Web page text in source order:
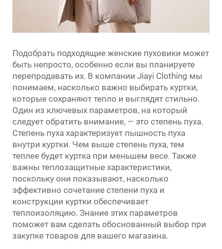
Подобрать подходящие женские пуховики может
быть непросто, особенно если вы планируете
перепродавать их. В компании Jiayi Clothing мы
понимаем, насколько важно выбирать куртки,
которые сохраняют тепло и выглядят стильно.
Один из ключевых параметров, на который
следует обратить внимание, — это степень пуха.
Степень пуха характеризует пышность пуха
внутри куртки. Чем выше степень пуха, тем
теплее будет куртка при меньшем весе. Также
важны теплозащитные характеристики,
поскольку они показывают, насколько
эффективно сочетание степени пуха и
конструкции куртки обеспечивает
теплоизоляцию. Знание этих параметров
поможет вам сделать обоснованный выбор при
закупке товаров для вашего магазина.